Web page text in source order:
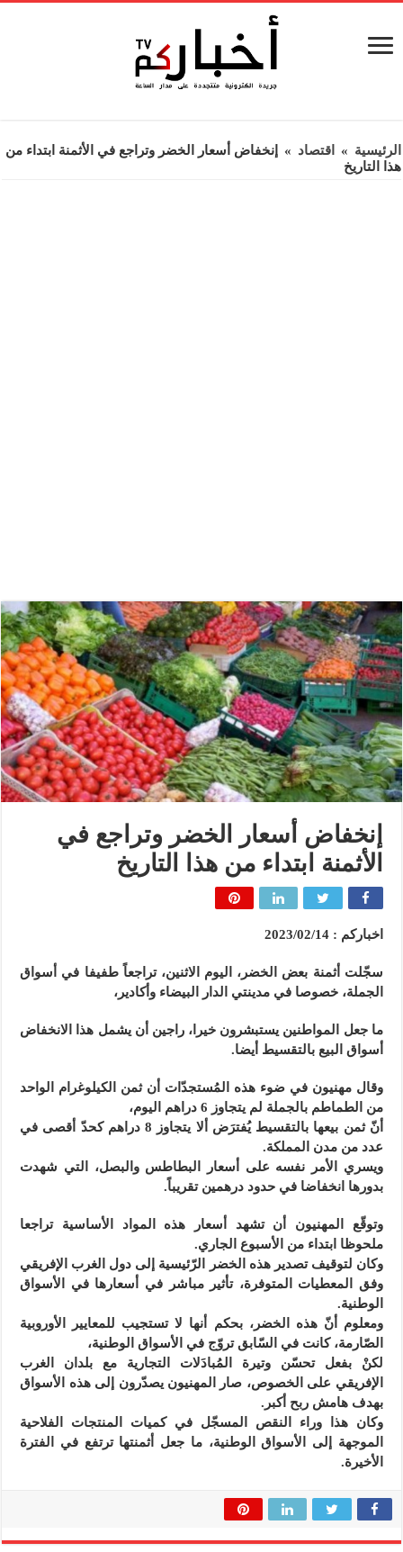
الرئيسية » اقتصاد »
إنخفاض أسعار الخضر وتراجع في الأثمنة ابتداء من
هذا التاريخ
إنخفاض أسعار الخضر وتراجع في
الأثمنة ابتداء من هذا التاريخ
اخباركم : 2023/02/14
سجّلت أثمنة بعض الخضر، اليوم الاثنين، تراجعاً طفيفا في أسواق
الجملة، خصوصا في مدينتي الدار البيضاء وأكادير،
ما جعل المواطنين يستبشرون خيرا، راجين أن يشمل هذا الانخفاض
أسواق البيع بالتقسيط أيضا.
وقال مهنيون في ضوء هذه المُستجدّات أن ثمن الكيلوغرام الواحد
من الطماطم بالجملة لم يتجاوز 6 دراهم اليوم،
أنّ ثمن بيعها بالتقسيط يُفترَض ألا يتجاوز 8 دراهم كحدّ أقصى في
عدد من مدن المملكة.
ويسري الأمر نفسه على أسعار البطاطس والبصل، التي شهدت
بدورها انخفاضا في حدود درهمين تقريباً.
وتوقّع المهنيون أن تشهد أسعار هذه المواد الأساسية تراجعا
ملحوظا ابتداء من الأسبوع الجاري.
وكان لتوقيف تصدير هذه الخضر الرّئيسية إلى دول الغرب الإفريقي
وفق المعطيات المتوفرة، تأثير مباشر في أسعارها في الأسواق
الوطنية.
ومعلوم أنّ هذه الخضر، بحكم أنها لا تستجيب للمعايير الأوروبية
الصّارمة، كانت في السّابق تروّج في الأسواق الوطنية،
لكنْ بفعل تحسّن وتيرة المُبادَلات التجارية مع بلدان الغرب
الإفريقي على الخصوص، صار المهنيون يصدّرون إلى هذه الأسواق
بهدف هامش ربح أكبر.
وكان هذا وراء النقص المسجّل في كميات المنتجات الفلاحية
الموجهة إلى الأسواق الوطنية، ما جعل أثمنتها ترتفع في الفترة
الأخيرة.